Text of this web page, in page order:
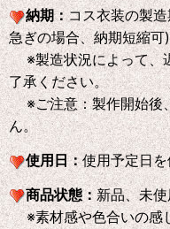
納期：コス衣装の製
急ぎの場合、納期短縮可
※製造状況によって、
了承ください。
※ご注意：製作開始後
ん。
使用日：使用予定日
商品状態：新品、未
※素材感や色合いの感